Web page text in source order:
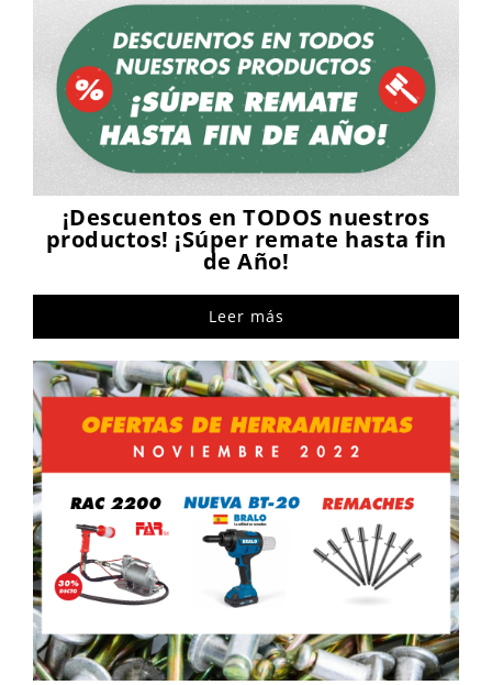
¡Descuentos en TODOS nuestros
productos! ¡Súper remate hasta fin
de Año!
Leer más